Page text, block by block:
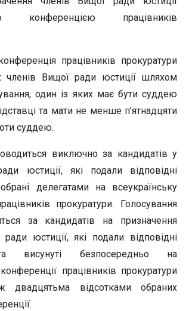
конференцією працівників
працівників прокуратури
членів Вищої ради юстиції шляхом
один із яких має бути суддею
та мати не менше п’ятнадцяти
суддею.
виключно за кандидатів у
юстиції, які подали відповідні
делегатами на всеукраїнську
прокуратури. Голосування
за кандидатів на призначення
юстиції, які подали відповідні
висунуті безпосередньо на
працівників прокуратури
відсотками обраних